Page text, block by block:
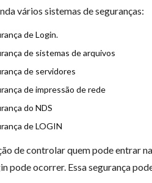
vários sistemas de seguranças:
de Login.
de sistemas de arquivos
de servidores
de impressão de rede
do NDS
de LOGIN
de controlar quem pode entrar
pode ocorrer. Essa segurança